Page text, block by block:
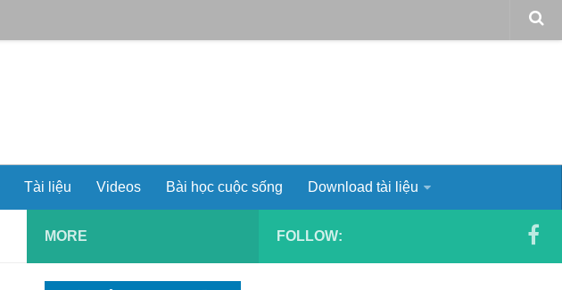
Tài liệu Videos Bài học cuộc sống Download tài liệu
FOLLOW:
MORE